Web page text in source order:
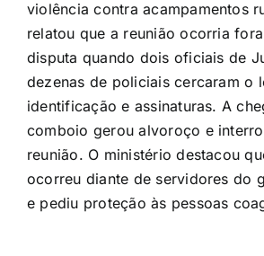
violência contra acampamentos
relatou que a reunião ocorria
disputa quando dois oficiais de
dezenas de policiais cercaram o
identificação e assinaturas. A
comboio gerou alvoroço e
reunião. O ministério destacou
ocorreu diante de servidores do
e pediu proteção às pessoas